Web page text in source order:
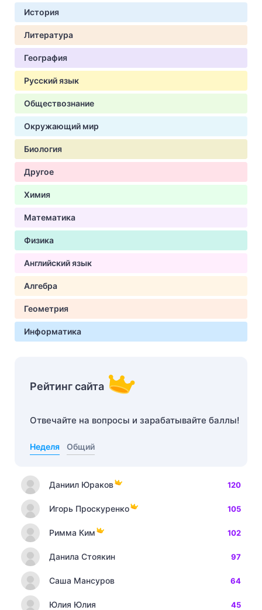
История
Литература
География
Русский язык
Обществознание
Окружающий мир
Биология
Другое
Химия
Математика
Физика
Английский язык
Алгебра
Геометрия
Информатика
Рейтинг сайта
Отвечайте на вопросы и зарабатывайте баллы!
Неделя Общий
Даниил Юраков 120
Игорь Проскуренко 105
Римма Ким 102
Данила Стоякин 97
Саша Мансуров 64
Юлия Юлия 45